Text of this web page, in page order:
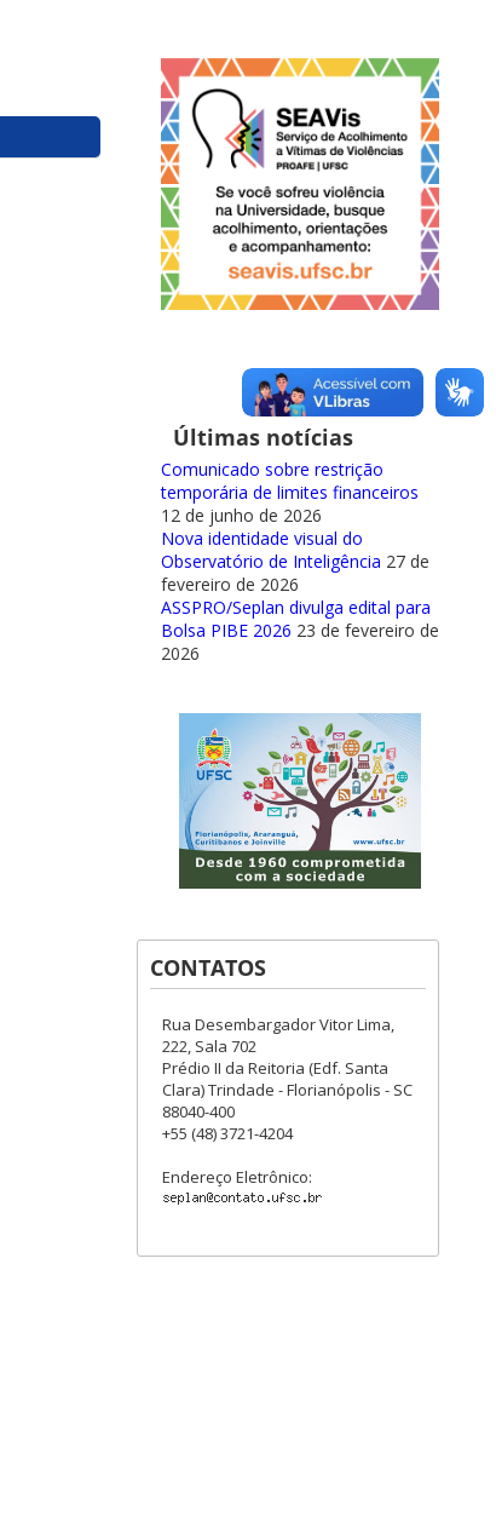
Últimas notícias
Comunicado sobre restrição
temporária de limites financeiros
12 de junho de 2026
Nova identidade visual do
Observatório de Inteligência 27 de
fevereiro de 2026
ASSPRO/Seplan divulga edital para
Bolsa PIBE 2026 23 de fevereiro de
2026
CONTATOS
Rua Desembargador Vitor Lima,
222, Sala 702
Prédio II da Reitoria (Edf. Santa
Clara) Trindade - Florianópolis - SC
88040-400
+55 (48) 3721-4204
Endereço Eletrônico: